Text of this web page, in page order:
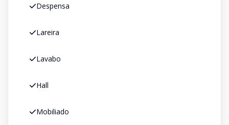
Despensa
Lareira
Lavabo
Hall
Mobiliado